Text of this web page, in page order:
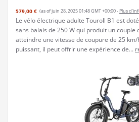
579,00 € (as of juin 28, 2025 01:48 GMT +00:00 - Plus
Le vélo électrique adulte Touroll B1 est
sans balais de 250 W qui produit un couple
atteindre une vitesse de coupure de 25
puissant, il peut offrir une expérience de...